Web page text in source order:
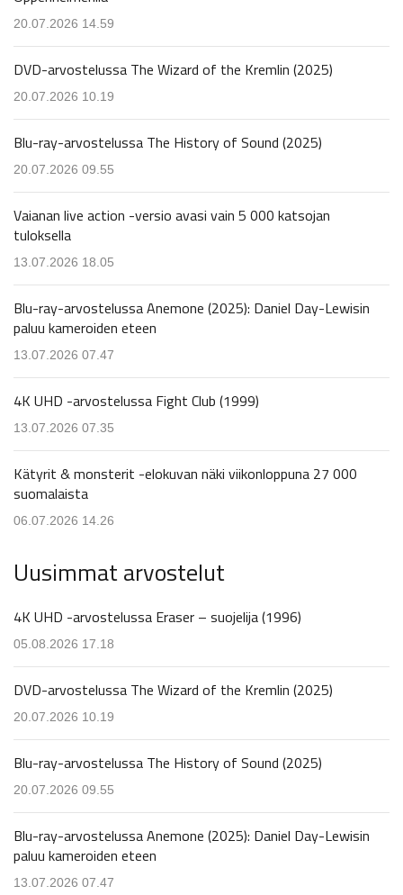
20.07.2026 14.59
DVD-arvostelussa The Wizard of the Kremlin (2025)
20.07.2026 10.19
Blu-ray-arvostelussa The History of Sound (2025)
20.07.2026 09.55
Vaianan live action -versio avasi vain 5 000 katsojan
tuloksella
13.07.2026 18.05
Blu-ray-arvostelussa Anemone (2025): Daniel Day-Lewisin
paluu kameroiden eteen
13.07.2026 07.47
4K UHD -arvostelussa Fight Club (1999)
13.07.2026 07.35
Kätyrit & monsterit -elokuvan näki viikonloppuna 27 000
suomalaista
06.07.2026 14.26
Uusimmat arvostelut
4K UHD -arvostelussa Eraser – suojelija (1996)
05.08.2026 17.18
DVD-arvostelussa The Wizard of the Kremlin (2025)
20.07.2026 10.19
Blu-ray-arvostelussa The History of Sound (2025)
20.07.2026 09.55
Blu-ray-arvostelussa Anemone (2025): Daniel Day-Lewisin
paluu kameroiden eteen
13.07.2026 07.47